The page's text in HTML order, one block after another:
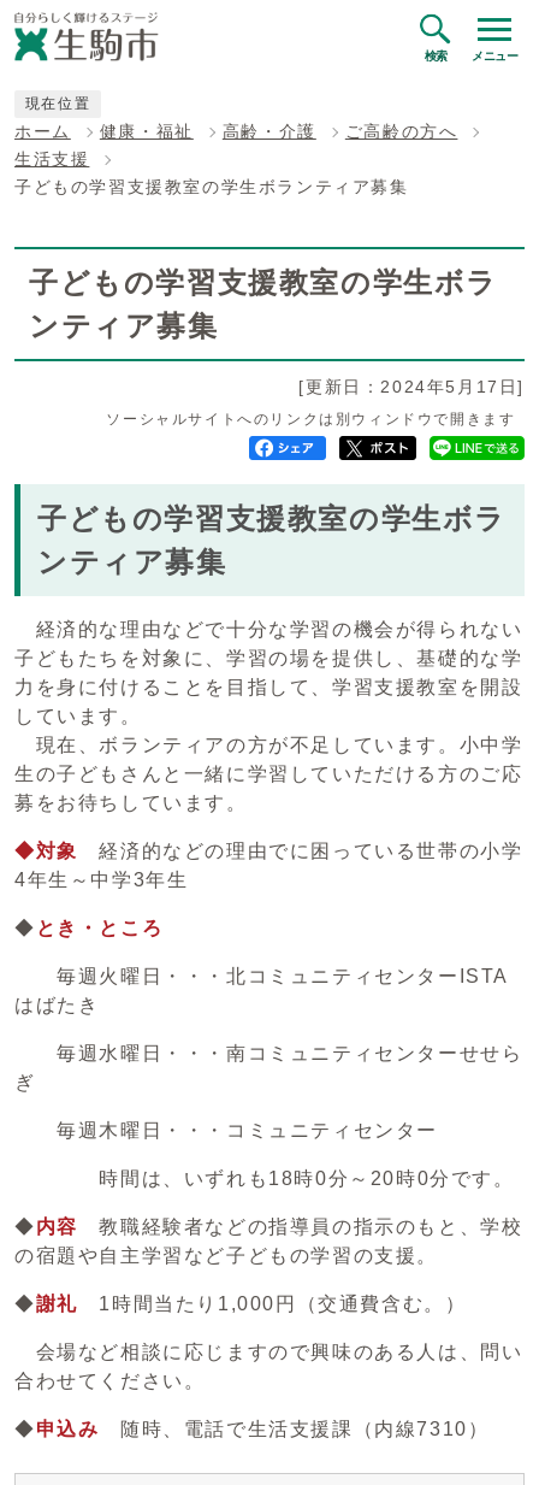
検索 メニュー
現在位置
ホーム 健康・福祉 高齢・介護
ご高齢の方へ
生活支援
子どもの学習支援教室の学生ボランティア募集
子どもの学習支援教室の学生ボラ
ンティア募集
[更新日：2024年5月17日]
ソーシャルサイトへのリンクは別ウィンドウで開きます
子どもの学習支援教室の学生ボラ
ンティア募集
経済的な理由などで十分な学習の機会が得られない
子どもたちを対象に、学習の場を提供し、基礎的な学
力を身に付けることを目指して、学習支援教室を開設
しています。
現在、ボランティアの方が不足しています。小中学
生の子どもさんと一緒に学習していただける方のご応
募をお待ちしています。
◆対象経済的などの理由でに困っている世帯の小学
4年生～中学3年生
◆ とき・ところ
毎週火曜日・・・北コミュニティセンターISTA
はばたき
毎週水曜日・・・南コミュニティセンターせせら
ぎ
毎週木曜日・・・コミュニティセンター
時間は、いずれも18時0分～20時0分です。
◆内容教職経験者などの指導員の指示のもと、学校
の宿題や自主学習など子どもの学習の支援。
◆謝礼 1時間当たり1,000円（交通費含む。）
会場など相談に応じますので興味のある人は、問い
合わせてください。
◆申込み 随時、電話で生活支援課（内線7310）